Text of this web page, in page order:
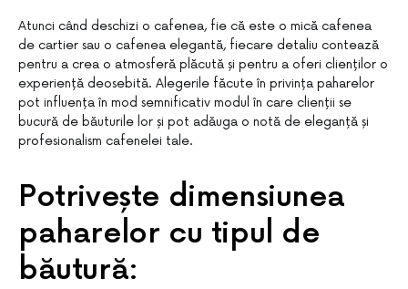
Atunci când deschizi o cafenea, fie că este o mică cafenea
de cartier sau o cafenea elegantă, fiecare detaliu contează
pentru a crea o atmosferă plăcută și pentru a oferi clienților o
experiență deosebită. Alegerile făcute în privința paharelor
pot influența în mod semnificativ modul în care clienții se
bucură de băuturile lor și pot adăuga o notă de eleganță și
profesionalism cafenelei tale.
Potrivește dimensiunea
paharelor cu tipul de
băutură: